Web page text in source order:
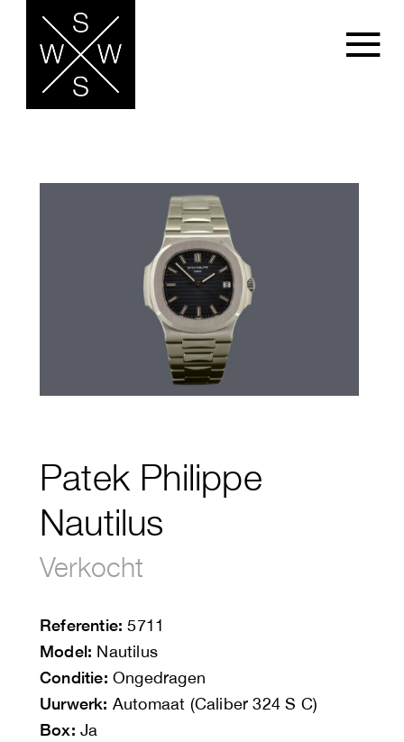
Patek Philippe
Nautilus
Verkocht
Referentie: 5711
Model: Nautilus
Conditie: Ongedragen
Uurwerk: Automaat (Caliber 324 S C)
Box: Ja